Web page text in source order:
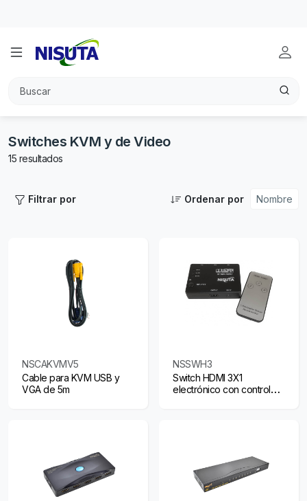
Switches KVM y de Video
15 resultados
Filtrar por Ordenar por
NSCAKVMV5
Cable para KVM USB y
VGA de 5m
NSSWH3
Switch HDMI 3X1
electrónico con control